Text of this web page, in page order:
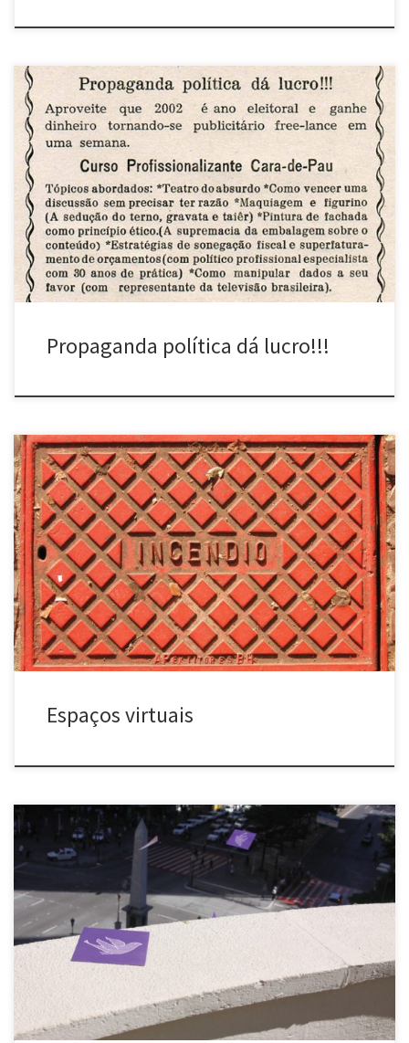
Propaganda política dá lucro!!! (2002, 2004, 2008 e 2010) Diversas
cidades Santinho impresso em tipografia, distribuído em locais
públicos e afixado em bares, padarias, orelhões, murais etc., em
variados locais e/ou por diferentes pessoas, em período paralelo
ao de campanha eleitoral. Para difundir: >Panfletagem eletrônica
(clique com o botão direito, […]
Propaganda política dá lucro!!!
Espaços virtuais (desde 2002) Diversas cidades e países
Iconografia do chão das cidades. Este trabalho é composto por
uma série de fotografias de bueiros, impressas em tamanho real,
em adesivo, e coladas em ambientes internos variados, tais como
chão de casas ou de galerias. Virtual Spaces (since 2002) Several
[…]
Espaços virtuais
Olhe para o céu (2009) Praça Sete – Belo Horizonte, MG Panfletos
com imagens de pássaros foram arremessados do último andar de
um dos prédios localizados no principal cruzamento da região
central da cidade. Devido à massa de ar, esses “pássaros” sobem
ao invés de cair, o que provoca a […]